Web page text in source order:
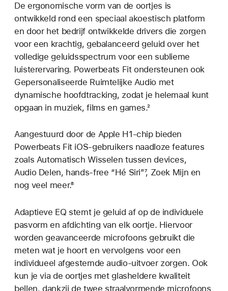
De ergonomische vorm van de oortjes is
ontwikkeld rond een speciaal akoestisch platform
en door het bedrijf ontwikkelde drivers die zorgen
voor een krachtig, gebalanceerd geluid over het
volledige geluidsspectrum voor een sublieme
luisterervaring. Powerbeats Fit ondersteunen ook
Gepersonaliseerde Ruimtelijke Audio met
dynamische hoofdtracking, zodat je helemaal kunt
opgaan in muziek, films en games.²
Aangestuurd door de Apple H1-chip bieden
Powerbeats Fit iOS-gebruikers naadloze features
zoals Automatisch Wisselen tussen devices,
Audio Delen, hands-free “Hé Siri”⁷, Zoek Mijn en
nog veel meer.⁸
Adaptieve EQ stemt je geluid af op de individuele
pasvorm en afdichting van elk oortje. Hiervoor
worden geavanceerde microfoons gebruikt die
meten wat je hoort en vervolgens voor een
individueel afgestemde audio-uitvoer zorgen. Ook
kun je via de oortjes met glasheldere kwaliteit
bellen, dankzij de twee straalvormende microfoons